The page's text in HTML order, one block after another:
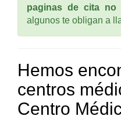
paginas de cita no
algunos te obligan a
Hemos
centros
Centro